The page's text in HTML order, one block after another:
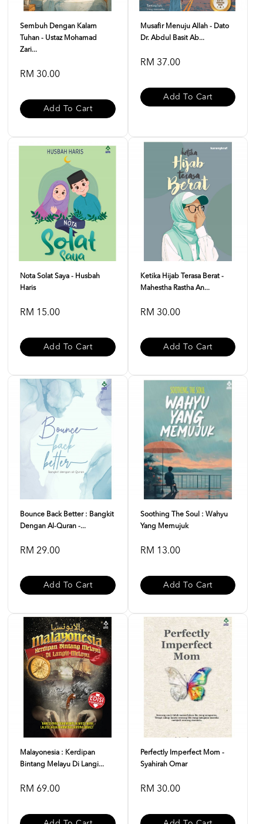
Sembuh Dengan Kalam
Tuhan - Ustaz Mohamad
Zari...
RM 30.00
Add To Cart
Musafir Menuju Allah - Dato
Dr. Abdul Basit Ab...
RM 37.00
Add To Cart
Nota Solat Saya - Husbah
Haris
RM 15.00
Add To Cart
Ketika Hijab Terasa Berat -
Mahestha Rastha An...
RM 30.00
Add To Cart
Bounce Back Better : Bangkit
Dengan Al-Quran -...
RM 29.00
Add To Cart
Soothing The Soul : Wahyu
Yang Memujuk
RM 13.00
Add To Cart
Malayonesia : Kerdipan
Bintang Melayu Di Langi...
RM 69.00
Perfectly Imperfect Mom -
Syahirah Omar
RM 30.00